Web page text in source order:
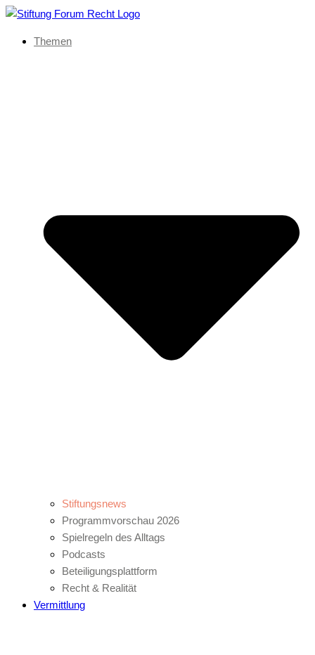
Themen
Stiftungsnews
Programmvorschau 2026
Spielregeln des Alltags
Podcasts
Beteiligungsplattform
Recht & Realität
Vermittlung